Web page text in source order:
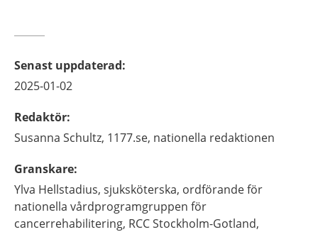
Senast uppdaterad:
2025-01-02
Redaktör:
Susanna Schultz, 1177.se, nationella redaktionen
Granskare:
Ylva Hellstadius, sjuksköterska, ordförande för
nationella vårdprogramgruppen för
cancerrehabilitering, RCC Stockholm-Gotland,